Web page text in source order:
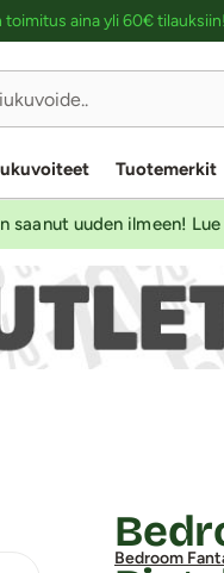
toimitus aina yli 60€ tilauksiin!
Tuotemerkit
saanut uuden ilmeen! Lue
Bedroom